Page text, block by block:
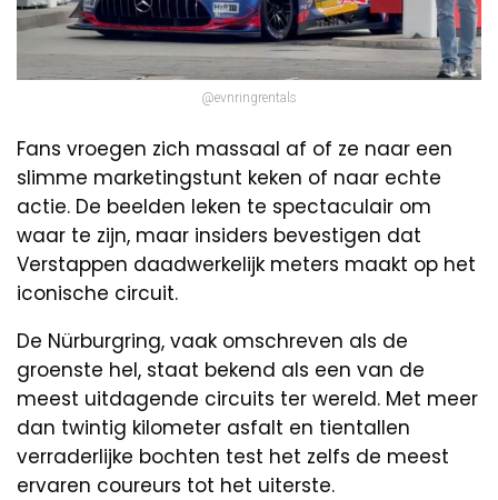
@evnringrentals
Fans vroegen zich massaal af of ze naar een
slimme marketingstunt keken of naar echte
actie. De beelden leken te spectaculair om
waar te zijn, maar insiders bevestigen dat
Verstappen daadwerkelijk meters maakt op het
iconische circuit.
De Nürburgring, vaak omschreven als de
groenste hel, staat bekend als een van de
meest uitdagende circuits ter wereld. Met meer
dan twintig kilometer asfalt en tientallen
verraderlijke bochten test het zelfs de meest
ervaren coureurs tot het uiterste.